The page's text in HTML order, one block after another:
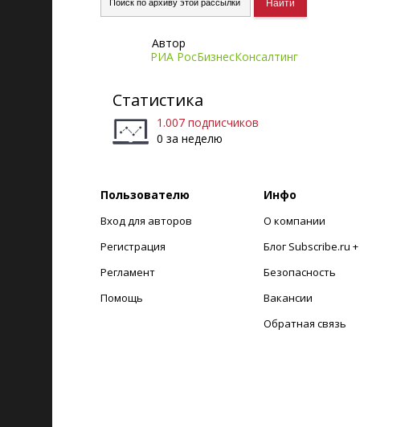
Автор
РИА РосБизнесКонсалтинг
Статистика
1.007 подписчиков
0 за неделю
Пользователю
Вход для авторов
Регистрация
Регламент
Помощь
Инфо
О компании
Блог Subscribe.ru +
Безопасность
Вакансии
Обратная связь